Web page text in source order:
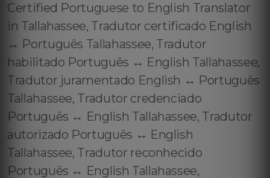
Certified Portuguese to English Translator
in Tallahassee, Tradutor certificado English
↔️ Português Tallahassee, Tradutor
habilitado Português ↔️ English Tallahassee,
Tradutor juramentado English ↔️ Português
Tallahassee, Tradutor credenciado
Português ↔️ English Tallahassee, Tradutor
autorizado Português ↔️ English
Tallahassee, Tradutor reconhecido
Português ↔️ English Tallahassee,